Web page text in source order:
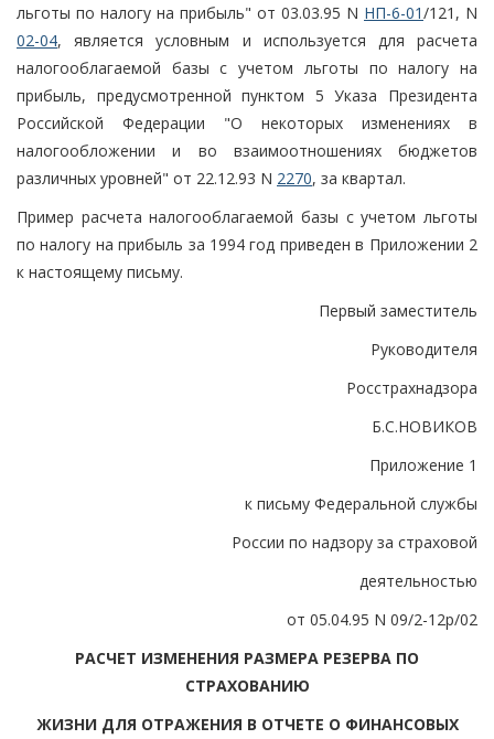
льготы по налогу на прибыль" от 03.03.95 N НП-6-01/121, N
02-04, является условным и используется для расчета
налогооблагаемой базы с учетом льготы по налогу на
прибыль, предусмотренной пунктом 5 Указа Президента
Российской Федерации "О некоторых изменениях в
налогообложении и во взаимоотношениях бюджетов
различных уровней" от 22.12.93 N 2270, за квартал.
Пример расчета налогооблагаемой базы с учетом льготы
по налогу на прибыль за 1994 год приведен в Приложении 2
к настоящему письму.
Первый заместитель
Руководителя
Росстрахнадзора
Б.С.НОВИКОВ
Приложение 1
к письму Федеральной службы
России по надзору за страховой
деятельностью
от 05.04.95 N 09/2-12р/02
РАСЧЕТ ИЗМЕНЕНИЯ РАЗМЕРА РЕЗЕРВА ПО
СТРАХОВАНИЮ
ЖИЗНИ ДЛЯ ОТРАЖЕНИЯ В ОТЧЕТЕ О ФИНАНСОВЫХ